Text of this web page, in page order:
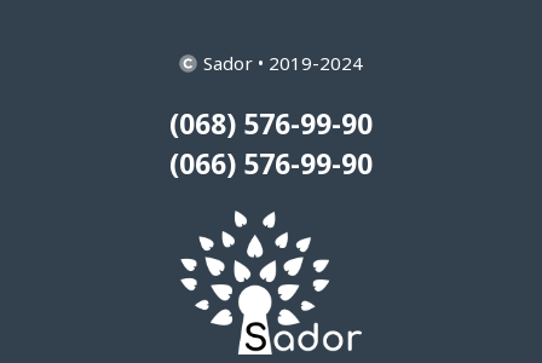
Sador • 2019-2024
(068) 576-99-90
(066) 576-99-90